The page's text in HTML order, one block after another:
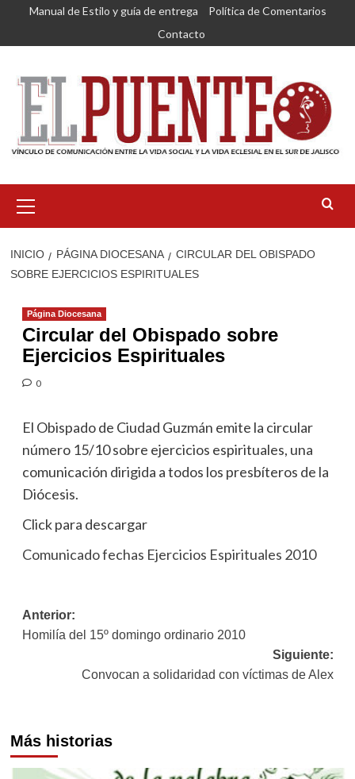
Saltar
contenido
Manual de Estilo y guía de entrega
Política de Comentarios
Contacto
primario
INICIO PÁGINA DIOCESANA
CIRCULAR DEL OBISPADO
SOBRE EJERCICIOS ESPIRITUALES
Página Diocesana
Circular del Obispado sobre
Ejercicios Espirituales
0
El Obispado de Ciudad Guzmán emite la circular
número 15/10 sobre ejercicios espirituales, una
comunicación dirigida a todos los presbíteros de la
Diócesis.
Click para descargar
Comunicado fechas Ejercicios Espirituales 2010
Navegación
de
entradas
Anterior:
Homilía del 15º domingo ordinario 2010
Siguiente:
Convocan a solidaridad con víctimas de Alex
Más historias